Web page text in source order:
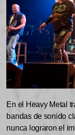
En el Heavy Metal
bandas de sonido
nunca lograron el